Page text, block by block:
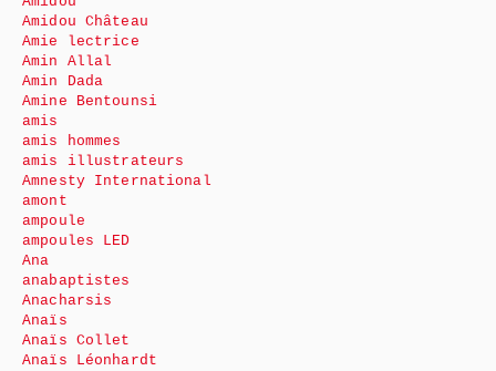
Amidou Château
Amie lectrice
Amin Allal
Amin Dada
Amine Bentounsi
amis
amis hommes
amis illustrateurs
Amnesty International
amont
ampoule
ampoules LED
Ana
anabaptistes
Anacharsis
Anaïs
Anaïs Collet
Anaïs Léonhardt